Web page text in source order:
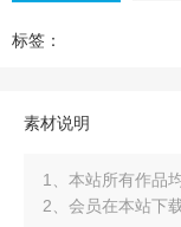
标签：
素材说明
1、本站所有作品
2、会员在本站下